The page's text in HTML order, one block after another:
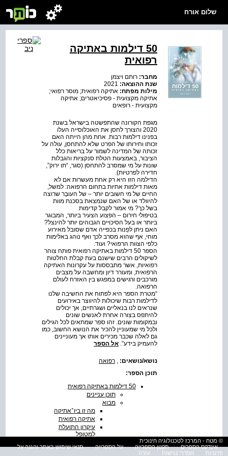
שלום אורח
50 דילמות באתיקה
רפואית
מחבר: רותם ויצמן
שנת ההוצאה:
מילות מפתח: אתיקה רפואית; מוסר רפואי;
אתיקה מקצועית - פסיכיאטרים; אתיקה
מקצועית - רופאים
מגפת הקורונה שהתפשטה בישראל בשנת
2020 והצורך לחסן את האוכלוסייה העלו
בפנינו דילמות רבות. אחת מהן הייתה האם
זכותו וחירותו של הפרט שלא להתחסן, עולה על
זכותה של המדינה לשמור על בריאות כלל
הציבור, באמצעות הטלת סנקציות והגבלות
שונות על מי שמסרב להתחסן (סגר, “תו ירוק”,
חדירה לפרטיות).
הדילמה הזו היא רק אחת מעשרות אם לא
מאות דילמות אתיות בתחום הרפואה: למשל,
החיים של מי חשובים יותר – של העובָּר שרוצה
להיוולד או של האם שנמצאת בסכנת מוות
בשל כך? מי אמור לקבל קדימות
בטיפולי חירום – הפצוע הצעיר ביותר, המבוגר
ביותר או בעל הסיכויים הגבוהים יותר להינצל?
האם ניתן לפַנות בכפייה אדם שסובל מאירוע
מוחי, אף שהוא מסרב לכך ואף נוהג באלימות
כלפי הצוות הרפואי? ועוד.
הספר 50 דילמות באתיקה רפואית פותח צוהר
לשיקולים הרבים שישנם בעת קבלת החלטות
רפואיות, אשר מתבססות על עקרונות האתיקה
הרפואית, ומעורר דיון ומחשבה על מצבים
מורכבים ורגישים במפגש בין האזרח לעולם
הרפואה.
“מטרת הספר היא לפתוח את החשיבה שלנו
לדילמות רבות שיכולות להיווצר באירועים
שנראים לנו בנאליים ושגרתיים, אך יכולים
להיתפס בצורה אחרת לאנשים שונים
ובמקומות שונים. זהו ספר שמתאים לכל הגילים
ולכל מי שמעוניין להכיר את הנושא החשוב, כמו
גם לאלה שכבר מכירים אותו אך מעוניינים
להעמיק בידע”. אל הספר
נושא/נושאים:
רפואה
תוכן הספר:
50 דילמות באתיקה רפואית
תוכן עניינים
מבוא
מה זו ביו־אתיקה
אתיקה רפואית
עיקרון התועלת
למטופל
למטופל
© מטח - המרכז לטכנולוגיה חינוכית
אינדקס הספרים
תקנון הספרייה על הספרייה
תנאי שימוש באתר והגנה על
פרטיות
הסדרי נגישות עזרה